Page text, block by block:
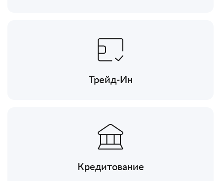
Трейд-Ин
Кредитование